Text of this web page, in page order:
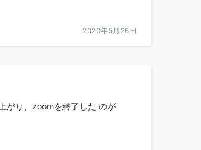
2020年5月26日
がり、zoomを終了した のが